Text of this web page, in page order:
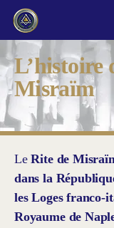
L’histoire
Misraïm
LeRite de
dans la
les Loges franco-
Royaume de